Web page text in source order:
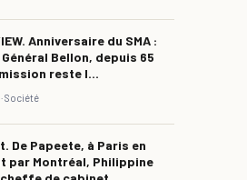
Anniversaire du SMA :
Bellon, depuis 65
reste l...
Société
De Papeete, à Paris en
par Montréal, Philippine